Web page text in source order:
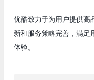
优酷致力于为用户提供高
新和服务策略完善，满足
体验。